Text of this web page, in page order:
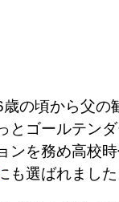
歳の頃から父の
とゴールテン
ンを務め高校
も選ばれました